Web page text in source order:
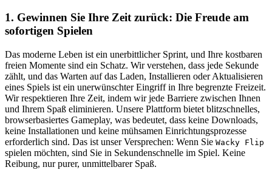
1. Gewinnen Sie Ihre Zeit zurück: Die Freude am
sofortigen Spielen
Das moderne Leben ist ein unerbittlicher Sprint, und Ihre kostbaren
freien Momente sind ein Schatz. Wir verstehen, dass jede Sekunde
zählt, und das Warten auf das Laden, Installieren oder Aktualisieren
eines Spiels ist ein unerwünschter Eingriff in Ihre begrenzte Freizeit.
Wir respektieren Ihre Zeit, indem wir jede Barriere zwischen Ihnen
und Ihrem Spaß eliminieren. Unsere Plattform bietet blitzschnelles,
browserbasiertes Gameplay, was bedeutet, dass keine Downloads,
keine Installationen und keine mühsamen Einrichtungsprozesse
erforderlich sind. Das ist unser Versprechen: Wenn Sie Wacky Flip
spielen möchten, sind Sie in Sekundenschnelle im Spiel. Keine
Reibung, nur purer, unmittelbarer Spaß.